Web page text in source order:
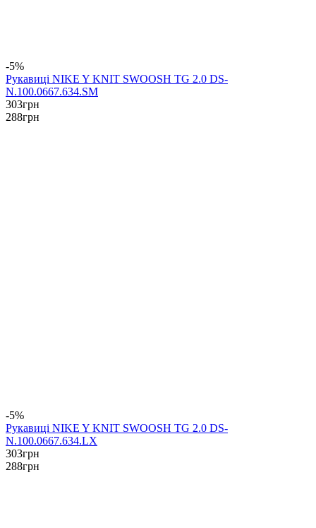
-5%
Рукавиці NIKE Y KNIT SWOOSH TG 2.0 DS-
N.100.0667.634.SM
303грн
288грн
-5%
Рукавиці NIKE Y KNIT SWOOSH TG 2.0 DS-
N.100.0667.634.LX
303грн
288грн